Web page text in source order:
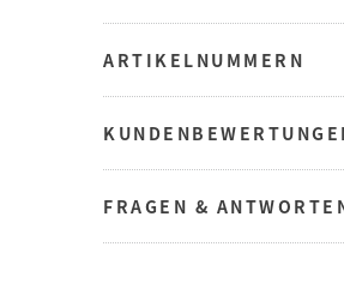
ARTIKELNUMMERN
FRAGEN &